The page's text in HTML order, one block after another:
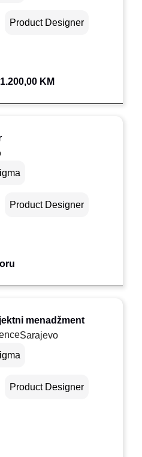
Product Designer
KM
Product Designer
menadžment
Sarajevo
Product Designer